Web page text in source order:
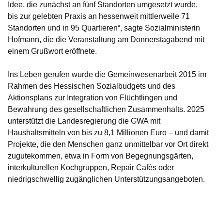
Idee, die zunächst an fünf Standorten umgesetzt wurde,
bis zur gelebten Praxis an hessenweit mittlerweile 71
Standorten und in 95 Quartieren“, sagte Sozialministerin
Hofmann, die die Veranstaltung am Donnerstagabend mit
einem Grußwort eröffnete.
Ins Leben gerufen wurde die Gemeinwesenarbeit 2015 im
Rahmen des Hessischen Sozialbudgets und des
Aktionsplans zur Integration von Flüchtlingen und
Bewahrung des gesellschaftlichen Zusammenhalts. 2025
unterstützt die Landesregierung die GWA mit
Haushaltsmitteln von bis zu 8,1 Millionen Euro – und damit
Projekte, die den Menschen ganz unmittelbar vor Ort direkt
zugutekommen, etwa in Form von Begegnungsgärten,
interkulturellen Kochgruppen, Repair Cafés oder
niedrigschwellig zugänglichen Unterstützungsangeboten.